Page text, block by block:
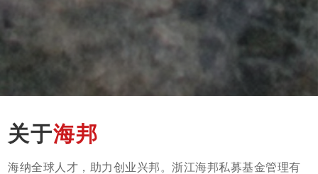
关于海邦
海纳全球人才，助力创业兴邦。浙江海邦私募基金管理有